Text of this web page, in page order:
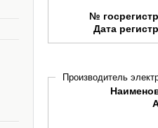
№
Дата
Производитель